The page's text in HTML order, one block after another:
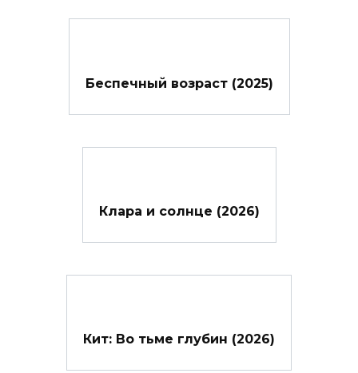
Беспечный возраст (2025)
Клара и солнце (2026)
Кит: Во тьме глубин (2026)